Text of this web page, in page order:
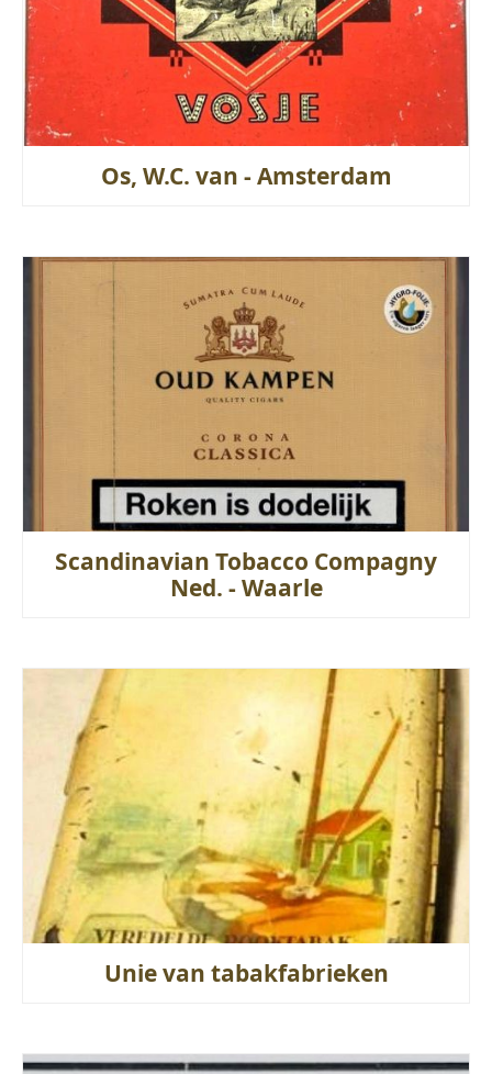
Os, W.C. van - Amsterdam
Scandinavian Tobacco Compagny
Ned. - Waarle
Unie van tabakfabrieken